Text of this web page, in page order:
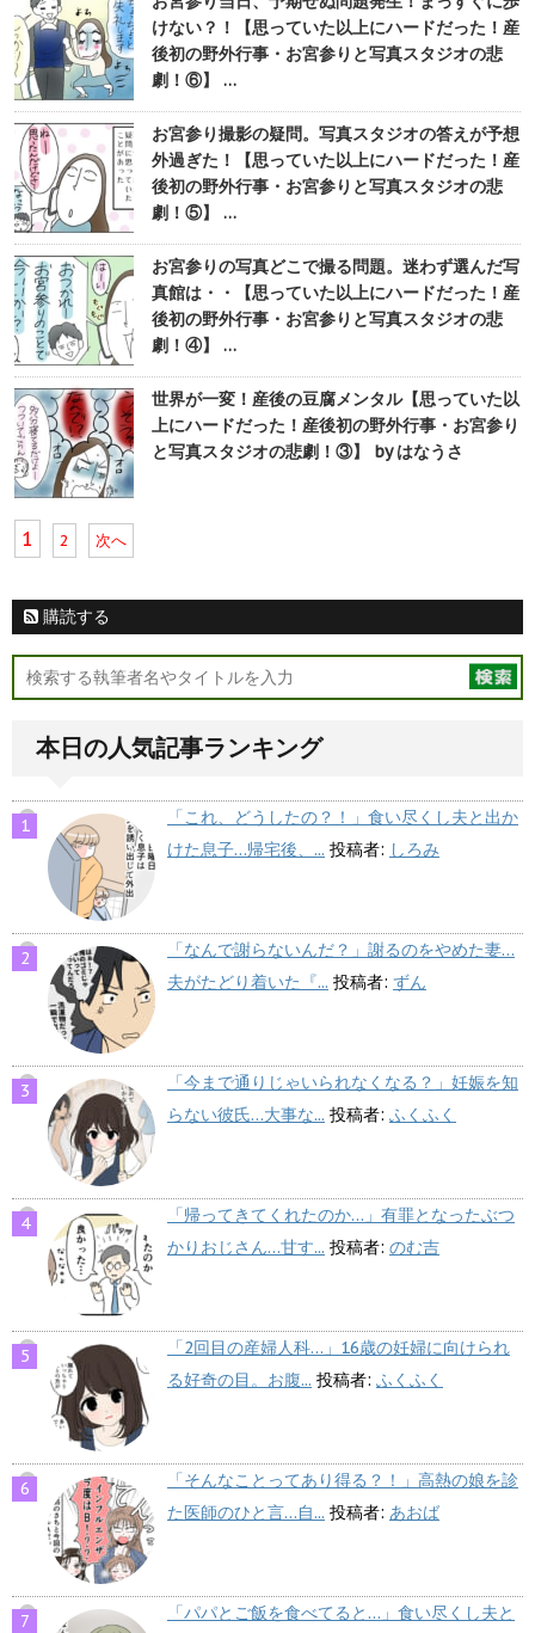
けない？！【思っていた以上にハードだった！産
後初の野外行事・お宮参りと写真スタジオの悲
劇！⑥】 …
お宮参り撮影の疑問。写真スタジオの答えが予想
外過ぎた！【思っていた以上にハードだった！産
後初の野外行事・お宮参りと写真スタジオの悲
劇！⑤】 …
お宮参りの写真どこで撮る問題。迷わず選んだ写
真館は・・【思っていた以上にハードだった！産
後初の野外行事・お宮参りと写真スタジオの悲
劇！④】 …
世界が一変！産後の豆腐メンタル【思っていた以
上にハードだった！産後初の野外行事・お宮参り
と写真スタジオの悲劇！③】 by はなうさ
1 2 次へ
購読する
本日の人気記事ランキング
「これ、どうしたの？！」食い尽くし夫と出か
けた息子…帰宅後、... 投稿者: しろみ
「なんで謝らないんだ？」謝るのをやめた妻…
夫がたどり着いた『... 投稿者: ずん
「今まで通りじゃいられなくなる？」妊娠を知
らない彼氏…大事な... 投稿者: ふくふく
「帰ってきてくれたのか…」有罪となったぶつ
かりおじさん…甘す... 投稿者: のむ吉
「2回目の産婦人科…」16歳の妊婦に向けられ
る好奇の目。お腹... 投稿者: ふくふく
「そんなことってあり得る？！」高熱の娘を診
た医師のひと言…自... 投稿者: あおば
「パパとご飯を食べてると…」食い尽くし夫と